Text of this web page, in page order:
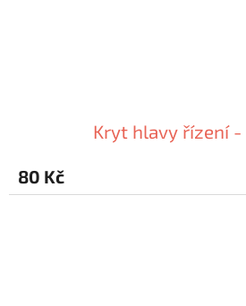
Kryt hlavy řízení -
80 Kč